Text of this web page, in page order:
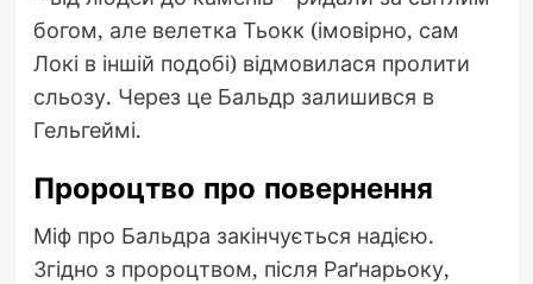
богом, але велетка Тьокк (імовірно, сам
Локі в іншій подобі) відмовилася пролити
сльозу. Через це Бальдр залишився в
Гельгеймі.
Пророцтво про повернення
Міф про Бальдра закінчується надією.
Згідно з пророцтвом, після Раґнарьоку,